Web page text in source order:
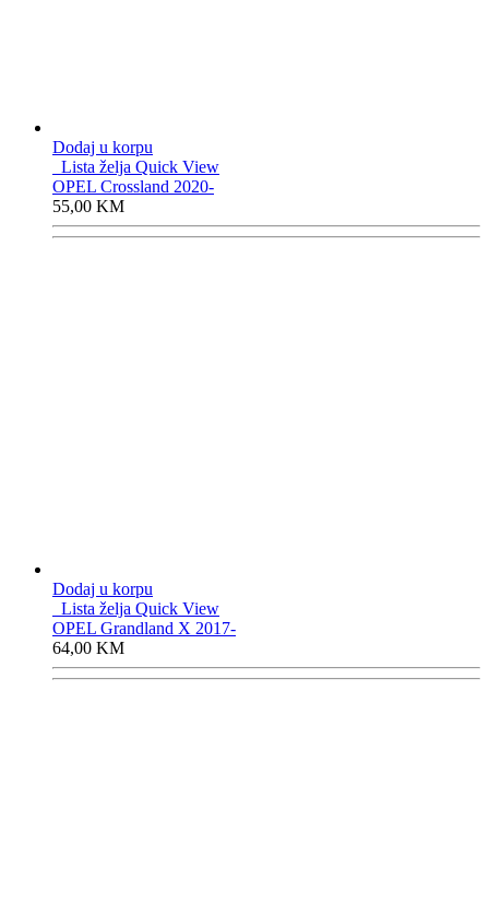
Dodaj u korpu
Lista želja Quick View
OPEL Crossland 2020-
55,00 KM
Dodaj u korpu
Lista želja Quick View
OPEL Grandland X 2017-
64,00 KM